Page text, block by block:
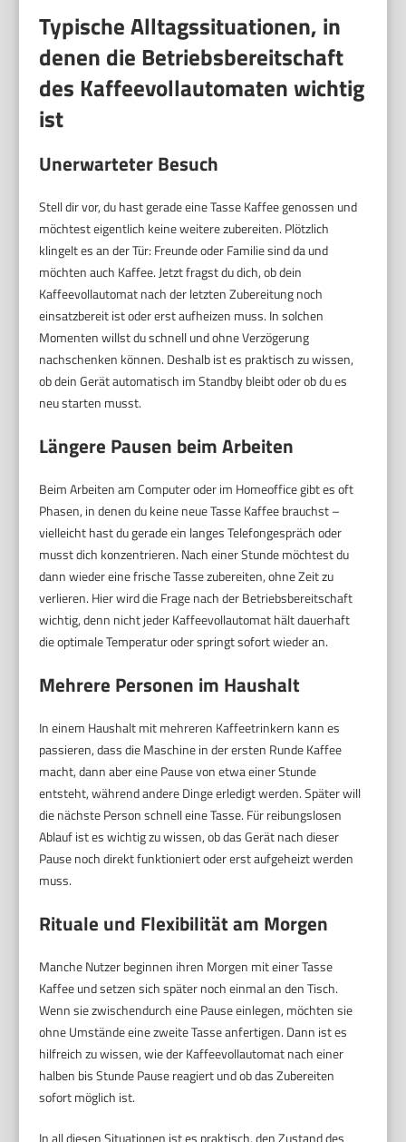
Typische Alltagssituationen, in
denen die Betriebsbereitschaft
des Kaffeevollautomaten wichtig
ist
Unerwarteter Besuch
Stell dir vor, du hast gerade eine Tasse Kaffee genossen und
möchtest eigentlich keine weitere zubereiten. Plötzlich
klingelt es an der Tür: Freunde oder Familie sind da und
möchten auch Kaffee. Jetzt fragst du dich, ob dein
Kaffeevollautomat nach der letzten Zubereitung noch
einsatzbereit ist oder erst aufheizen muss. In solchen
Momenten willst du schnell und ohne Verzögerung
nachschenken können. Deshalb ist es praktisch zu wissen,
ob dein Gerät automatisch im Standby bleibt oder ob du es
neu starten musst.
Längere Pausen beim Arbeiten
Beim Arbeiten am Computer oder im Homeoffice gibt es oft
Phasen, in denen du keine neue Tasse Kaffee brauchst –
vielleicht hast du gerade ein langes Telefongespräch oder
musst dich konzentrieren. Nach einer Stunde möchtest du
dann wieder eine frische Tasse zubereiten, ohne Zeit zu
verlieren. Hier wird die Frage nach der Betriebsbereitschaft
wichtig, denn nicht jeder Kaffeevollautomat hält dauerhaft
die optimale Temperatur oder springt sofort wieder an.
Mehrere Personen im Haushalt
In einem Haushalt mit mehreren Kaffeetrinkern kann es
passieren, dass die Maschine in der ersten Runde Kaffee
macht, dann aber eine Pause von etwa einer Stunde
entsteht, während andere Dinge erledigt werden. Später will
die nächste Person schnell eine Tasse. Für reibungslosen
Ablauf ist es wichtig zu wissen, ob das Gerät nach dieser
Pause noch direkt funktioniert oder erst aufgeheizt werden
muss.
Rituale und Flexibilität am Morgen
Manche Nutzer beginnen ihren Morgen mit einer Tasse
Kaffee und setzen sich später noch einmal an den Tisch.
Wenn sie zwischendurch eine Pause einlegen, möchten sie
ohne Umstände eine zweite Tasse anfertigen. Dann ist es
hilfreich zu wissen, wie der Kaffeevollautomat nach einer
halben bis Stunde Pause reagiert und ob das Zubereiten
sofort möglich ist.
In all diesen Situationen ist es praktisch, den Zustand des